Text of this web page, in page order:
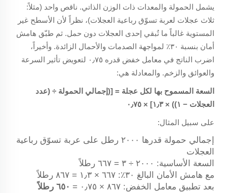
يشمل الحمولة والمعدات ذات الوزن الذاتي. ناقص واحد (مثلاً:
ثلاث عجلات لعربة تسوّق رباعية العجلات)، نظراً لأن الأسطح غير
المستوية غالباً ما تُبقي إحدى العجلات دون حمل. ثم طبّق هامش
أمان بنسبة ٣٠٪ لمواجهة الصدمات والأحمال الزائدة. وأخيراً،
اضرب الناتج في معامل خفض قدره ٠٫٧٥ لتعويض تأثير السرعة
والعوائق والزخم. والمعادلة هي:
السعة المسموح بها لكل عجلة = [(إجمالي الحمولة ÷ (عدد
العجلات − ١)) × ١٫٣] × ٠٫٧٥
على سبيل المثال:
إجمالي حمولة قدرها ٢٠٠٠ رطل على عربة تسوّق رباعية
العجلات
السعة الأساسية: ٢٠٠٠ ÷ ٣ = ٦٦٧ رطلاً
مع هامش الأمان البالغ ٣٠٪: ٦٦٧ × ١٫٣ = ٨٦٧ رطلاً
بعد تطبيق معامل الخفض: ٨٦٧ × ٠٫٧٥ =
٦٥٠ رطلاً